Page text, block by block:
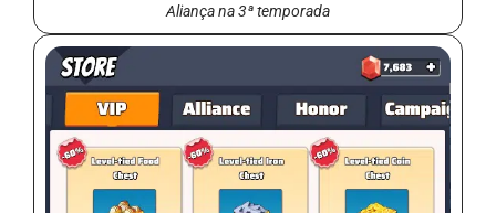
Aliança na 3ª temporada